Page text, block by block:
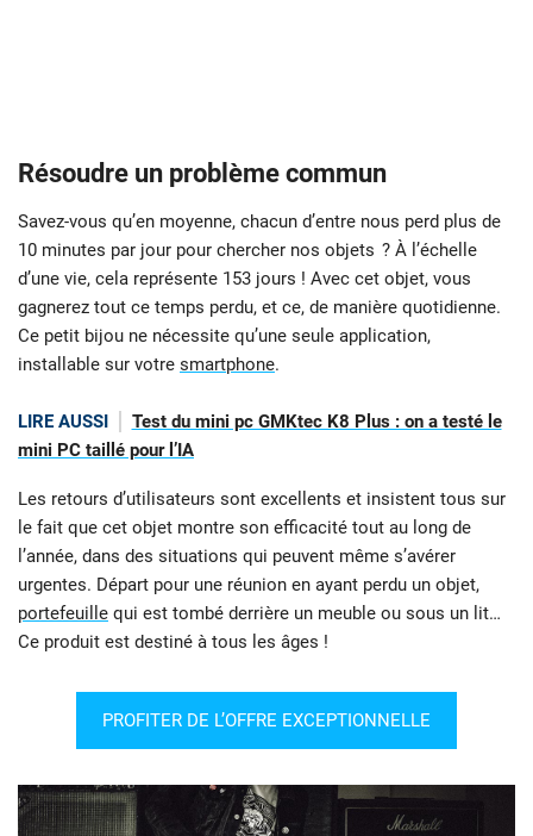
Résoudre un problème commun
Savez-vous qu’en moyenne, chacun d’entre nous perd plus de
10 minutes par jour pour chercher nos objets ? À l’échelle
d’une vie, cela représente 153 jours ! Avec cet objet, vous
gagnerez tout ce temps perdu, et ce, de manière quotidienne.
Ce petit bijou ne nécessite qu’une seule application,
installable sur votre smartphone.
LIRE AUSSI
Test du mini pc GMKtec K8 Plus : on a testé le
mini PC taillé pour l’IA
Les retours d’utilisateurs sont excellents et insistent tous sur
le fait que cet objet montre son efficacité tout au long de
l’année, dans des situations qui peuvent même s’avérer
urgentes. Départ pour une réunion en ayant perdu un objet,
portefeuille qui est tombé derrière un meuble ou sous un lit…
Ce produit est destiné à tous les âges !
PROFITER DE L’OFFRE EXCEPTIONNELLE